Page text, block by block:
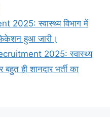
2025: स्वास्थ्य विभाग में
हुआ जारी।
2025: स्वास्थ्य
ही शानदार भर्ती का